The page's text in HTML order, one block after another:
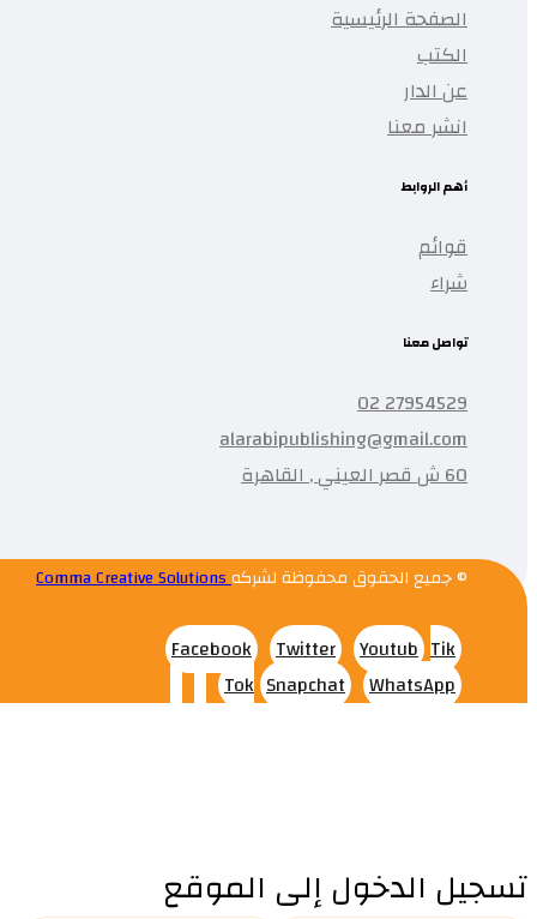
الصفحة الرئيسية
الكتب
عن الدار
انشر معنا
أهم الروابط
قوائم
شراء
تواصل معنا
27954529 02
alarabipublishing@gmail.com
60 ش قصر العيني , القاهرة
© جميع الحقوق محفوظة لشركهComma Creative Solutions
Facebook Twitter Youtub Tik
Tok Snapchat WhatsApp
تسجيل الدخول إلى الموقع